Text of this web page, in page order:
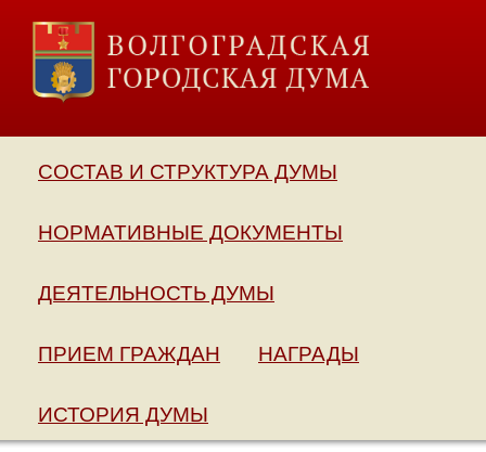
СОСТАВ И СТРУКТУРА ДУМЫ
НОРМАТИВНЫЕ ДОКУМЕНТЫ
ДЕЯТЕЛЬНОСТЬ ДУМЫ
ПРИЕМ ГРАЖДАН НАГРАДЫ
ИСТОРИЯ ДУМЫ